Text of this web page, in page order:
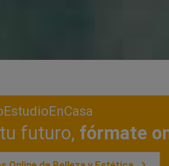
futuro, fórmate